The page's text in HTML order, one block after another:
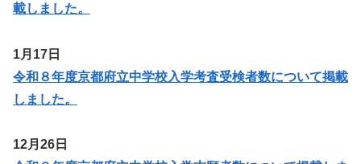
載しました。
1月17日
令和８年度京都府立中学校入学考査受検者数について掲載
しました。
12月26日